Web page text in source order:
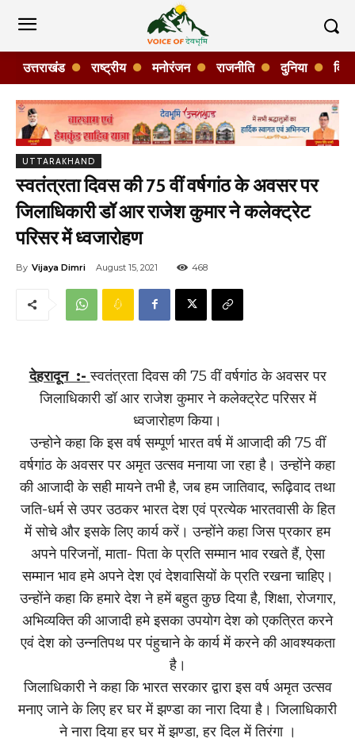
उत्तराखंड राष्ट्रीय मनोरंजन राजनीति दुनिया
UTTARAKHAND
स्वतंत्रता दिवस की 75 वीं वर्षगांठ के अवसर पर
जिलाधिकारी डॉ आर राजेश कुमार ने कलेक्ट्रेट
परिसर में ध्वजारोहण
By Vijaya Dimri August 15, 2021 468
देहरादून :- स्वतंत्रता दिवस की 75 वीं वर्षगांठ के अवसर पर
जिलाधिकारी डॉ आर राजेश कुमार ने कलेक्ट्रेट परिसर में
ध्वजारोहण किया।
उन्होने कहा कि इस वर्ष सम्पूर्ण भारत वर्ष में आजादी की 75 वीं
वर्षगांठ के अवसर पर अमृत उत्सव मनाया जा रहा है। उन्होंने कहा
की आजादी के सही मायने तभी है, जब हम जातिवाद, रूढ़िवाद तथा
जति-धर्म से उपर उठकर भारत देश एवं प्रत्येक भारतवासी के हित
में सोचे और इसके लिए कार्य करें। उन्होंने कहा जिस प्रकार हम
अपने परिजनों, माता- पिता के प्रति सम्मान भाव रखते हैं, ऐसा
सम्मान भाव हमे अपने देश एवं देशवासियों के प्रति रखना चाहिए।
उन्होंने कहा कि हमारे देश ने हमें बहुत कुछ दिया है, शिक्षा, रोजगार,
अभिव्यक्ति की आजादी हमे इसका उपयोग देश को एकत्रित करने
एवं देश को उन्नतिपथ पर पंहुचाने के कार्य में करने की आवश्यकता
है।
जिलाधिकारी ने कहा कि भारत सरकार द्वारा इस वर्ष अमृत उत्सव
मनाए जाने के लिए हर घर में झण्डा का नारा दिया है। जिलाधिकारी
ने नारा दिया हर घर में झण्डा, हर दिल में तिरंगा ।